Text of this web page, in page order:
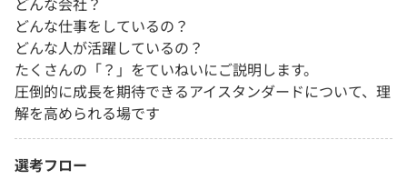
どんな仕事をしているの？
どんな人が活躍しているの？
たくさんの「？」をていねいにご説明します。
圧倒的に成長を期待できるアイスタンダードについて、理
解を高められる場です
選考フロー